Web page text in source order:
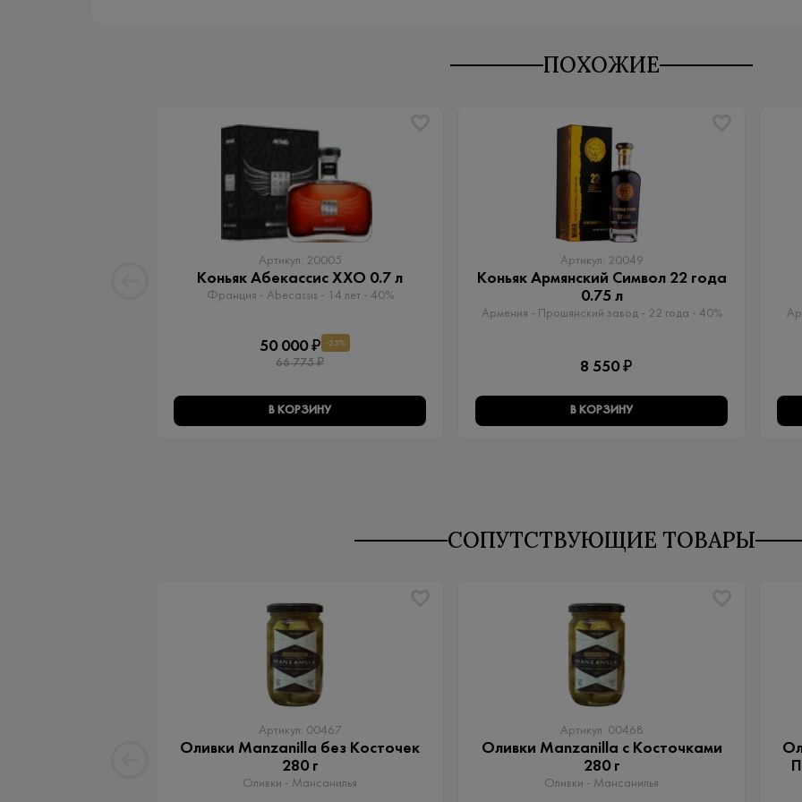
ПОХОЖИЕ
Артикул: 20005
Коньяк Абекассис XXO 0.7 л
Франция - Abecassis - 14 лет - 40%
50 000 ₽ -25%
66 775 ₽
В КОРЗИНУ
Артикул: 20049
Коньяк Армянский Символ 22 года
0.75 л
Армения - Прошянский завод - 22 года - 40%
8 550 ₽
В КОРЗИНУ
СОПУТСТВУЮЩИЕ ТОВАРЫ
Артикул: 00467
Оливки Manzanilla без Косточек
280 г
Оливки - Мансанилья
Артикул: 00468
Оливки Manzanilla с Косточками
280 г
Оливки - Мансанилья